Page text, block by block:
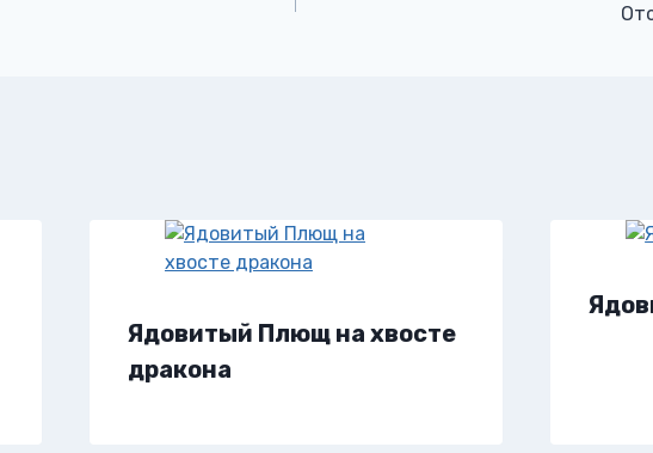
Ядовитый Плющ на хвосте
дракона